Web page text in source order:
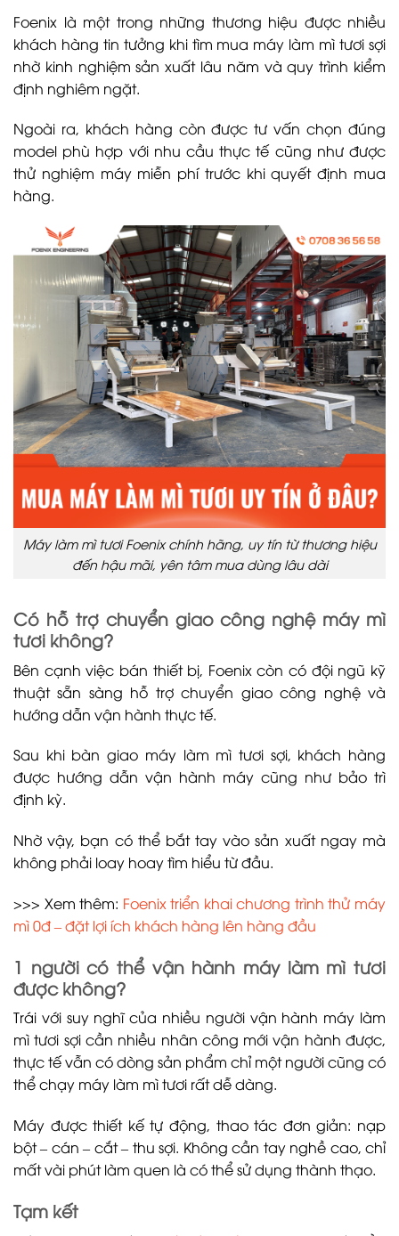
Foenix là một trong những thương hiệu được nhiều
khách hàng tin tưởng khi tìm mua máy làm mì tươi sợi
nhờ kinh nghiệm sản xuất lâu năm và quy trình kiểm
định nghiêm ngặt.
Ngoài ra, khách hàng còn được tư vấn chọn đúng
model phù hợp với nhu cầu thực tế cũng như được
thử nghiệm máy miễn phí trước khi quyết định mua
hàng.
Máy làm mì tươi Foenix chính hãng, uy tín từ thương hiệu
đến hậu mãi, yên tâm mua dùng lâu dài
Có hỗ trợ chuyển giao công nghệ máy mì
tươi không?
Bên cạnh việc bán thiết bị, Foenix còn có đội ngũ kỹ
thuật sẵn sàng hỗ trợ chuyển giao công nghệ và
hướng dẫn vận hành thực tế.
Sau khi bàn giao máy làm mì tươi sợi, khách hàng
được hướng dẫn vận hành máy cũng như bảo trì
định kỳ.
Nhờ vậy, bạn có thể bắt tay vào sản xuất ngay mà
không phải loay hoay tìm hiểu từ đầu.
>>> Xem thêm: Foenix triển khai chương trình thử máy
mì 0đ – đặt lợi ích khách hàng lên hàng đầu
1 người có thể vận hành máy làm mì tươi
được không?
Trái với suy nghĩ của nhiều người vận hành máy làm
mì tươi sợi cần nhiều nhân công mới vận hành được,
thực tế vẫn có dòng sản phẩm chỉ một người cũng có
thể chạy máy làm mì tươi rất dễ dàng.
Máy được thiết kế tự động, thao tác đơn giản: nạp
bột – cán – cắt – thu sợi. Không cần tay nghề cao, chỉ
mất vài phút làm quen là có thể sử dụng thành thạo.
Tạm kết